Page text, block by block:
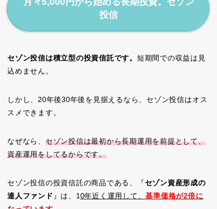
投信
セゾン投信は積立型の投資信託です。 短期間での収益は見
込めません。
しかし、20年後30年後を見据えるなら、セゾン投信はオス
スメできます。
なぜなら、 セゾン投信は最初から長期運用を前提として、
資産運用をしてるからです。
セゾン投信の投資信託の商品である、『セゾン資産形成の
達人ファンド 』は、10年近く運用して、基準価格が2倍に